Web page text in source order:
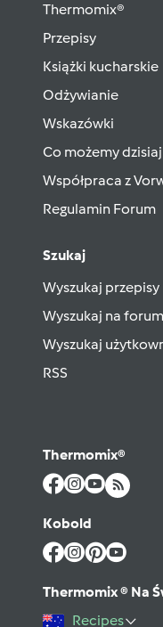
Thermomix®
Przepisy
Książki kucharskie
Odżywianie
Wskazówki
Co możemy
Współpraca z
Regulamin Forum
Szukaj
Wyszukaj przepisy
Wyszukaj na forum
Wyszukaj
RSS
Thermomix®
Kobold
Thermomix ® Na
Recipes